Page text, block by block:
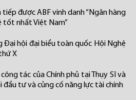
được ABF vinh danh “Ngân hàng
tốt nhất Việt Nam”
Đại hội đại biểu toàn quốc Hội Nghệ
X
tác của Chính phủ tại Thụy Sĩ và
đầu tư và củng cố năng lực tài chính